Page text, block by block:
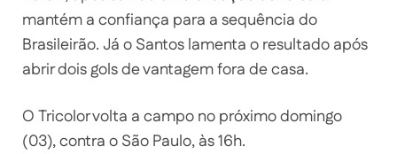
mantém a confiança para a sequência do
Brasileirão. Já o Santos lamenta o resultado após
abrir dois gols de vantagem fora de casa.
O Tricolor volta a campo no próximo domingo
(03), contra o São Paulo, às 16h.